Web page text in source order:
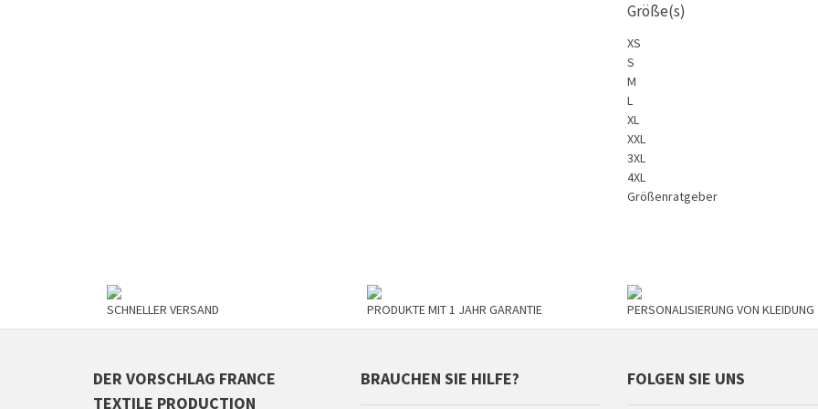
Größe(s)
XS
S
M
L
XL
XXL
3XL
4XL
Größenratgeber
SCHNELLER VERSAND PRODUKTE MIT 1 JAHR GARANTIE PERSONALISIERUNG VON KLEIDUNG
DER VORSCHLAG FRANCE
TEXTILE PRODUCTION
BRAUCHEN SIE HILFE? FOLGEN SIE UNS